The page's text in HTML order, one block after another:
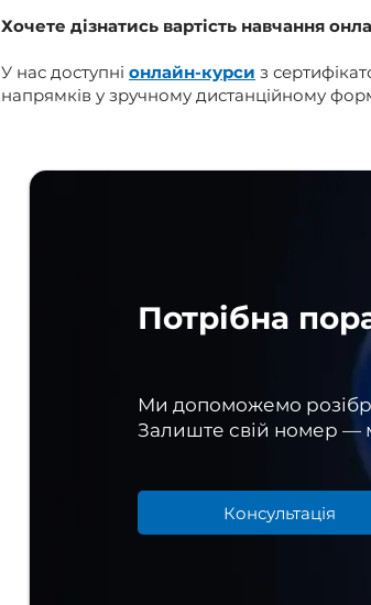
Хочете дізнатись вартість навчання
У нас доступні онлайн-курси з
напрямків у зручному дистанційному
Потрібна
Ми допоможемо
Залиште свій номер —
Консультація